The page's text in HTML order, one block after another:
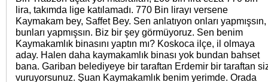
lira, takımda lige katılamadı. 770 Bin lirayı versene
Kaymakam bey, Saffet Bey. Sen anlatıyon onları yapmışsın,
bunları yapmışsın. Biz bir şey görmüyoruz. Sen benim
Kaymakamlık binasını yaptın mı? Koskoca ilçe, il olmaya
aday. Halen daha kaymakamlık binası yok bundan bahset
bana. Gariban belediyeye bir taraftan Erdemir bir taraftan
vuruyorsunuz. Şuan Kaymakamlık benim yerimde. Orada